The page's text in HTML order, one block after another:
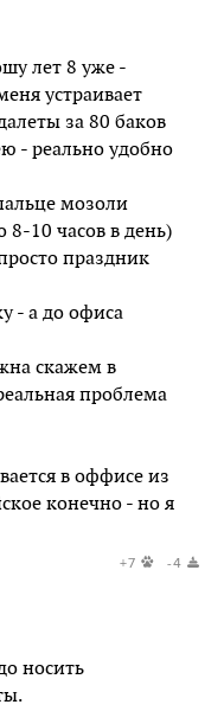
лет 8 уже -
устраивает
за 80 баков
- реально удобно
мозоли
8-10 часов в день)
праздник
- а до офиса
скажем в
проблема
в оффисе из
конечно - но я
+7 -4
носить